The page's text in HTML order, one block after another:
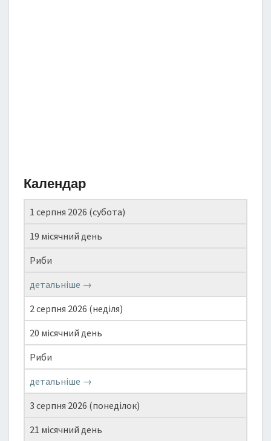
Календар
1 серпня 2026 (субота)
19 місячний день
Риби
детальніше →
2 серпня 2026 (неділя)
20 місячний день
Риби
детальніше →
3 серпня 2026 (понеділок)
21 місячний день